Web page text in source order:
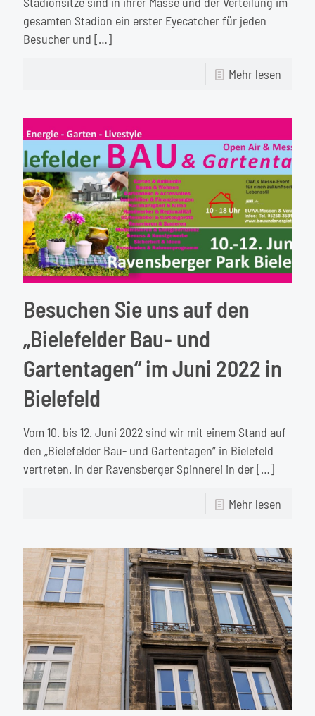
gesamten Stadion ein erster Eyecatcher für jeden
Besucher und […]
Mehr lesen
und
Pflege
von
Besuchen Sie uns auf den
„Bielefelder Bau- und
Gartentagen“ im Juni 2022 in
Bielefeld
Vom 10. bis 12. Juni 2022 sind wir mit einem Stand auf
den „Bielefelder Bau- und Gartentagen“ in Bielefeld
vertreten. In der Ravensberger Spinnerei in der[…]
Mehr lesen
Sie
uns
auf
den
Bau-
und